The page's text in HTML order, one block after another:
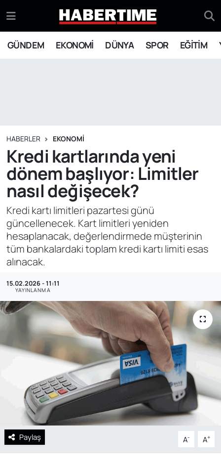
GÜNDEM EKONOMİ DÜNYA SPOR EĞİTİM
HABERLER EKONOMİ
Kredi kartlarında yeni
dönem başlıyor: Limitler
nasıl değişecek?
Kredi kartı limitleri pazartesi günü
güncellenecek. Kart limitleri yeniden
hesaplanacak, değerlendirmede müşterinin
tüm bankalardaki toplam kredi kartı limiti esas
alınacak.
15.02.2026 - 11:11
YAYINLANMA
Paylaş A- A+
EKONOMİ
EĞİTİM
YAŞAM
SİYASET
ASAYİŞ
SAĞLIK
Eskişehir Nöbetçi Eczaneler
Eskişehir Hava Durumu
Süper Lig Puan Durumu ve Fikstür
Tüm Manşetler
Son Dakika Haberleri
Haber Arşivi